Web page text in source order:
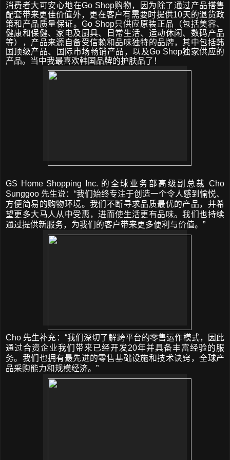
消费者大可安心地在Go Shop购物，因为除了通过产品搭售
配套带来更佳价值外，更在客户有需要时提供10天的退货政
策和产品质量保证。Go Shop只供应原装正品 （包括美容、
健康和保健、家电及厨具、日常生活、运动休闲、数码产品
等）， 产品来源自备受信赖和品味独特的品牌，其中包括韩
国顶级产品、国际市场畅销产品，以及Go Shop独家供应的
产品。 当中我最喜欢韩国品牌的护肤品了！
GS Home Shopping Inc. 的全球业务部高级副总裁 Cho
Sunggoo 先生说： “我们始终专注于创造一个令人感到愉悦、
方便简易的购物环境。我们不断寻求品质最优的产品，并希
望更多大马人从中受惠，进而使生活更有品味。我们也持续
通过提供新服务，为我们的客户带来更多便利与价值。 ”
Cho 先生补充 ： “我们深切了解跨平台的零售运作模式，
因此
通过合资企业我们带来已经开发20年并具备丰富经验的服
务。我们也拥有最先进的零售基础设施和技术诀窍，全球产
品采购能力和规模经济。 ”